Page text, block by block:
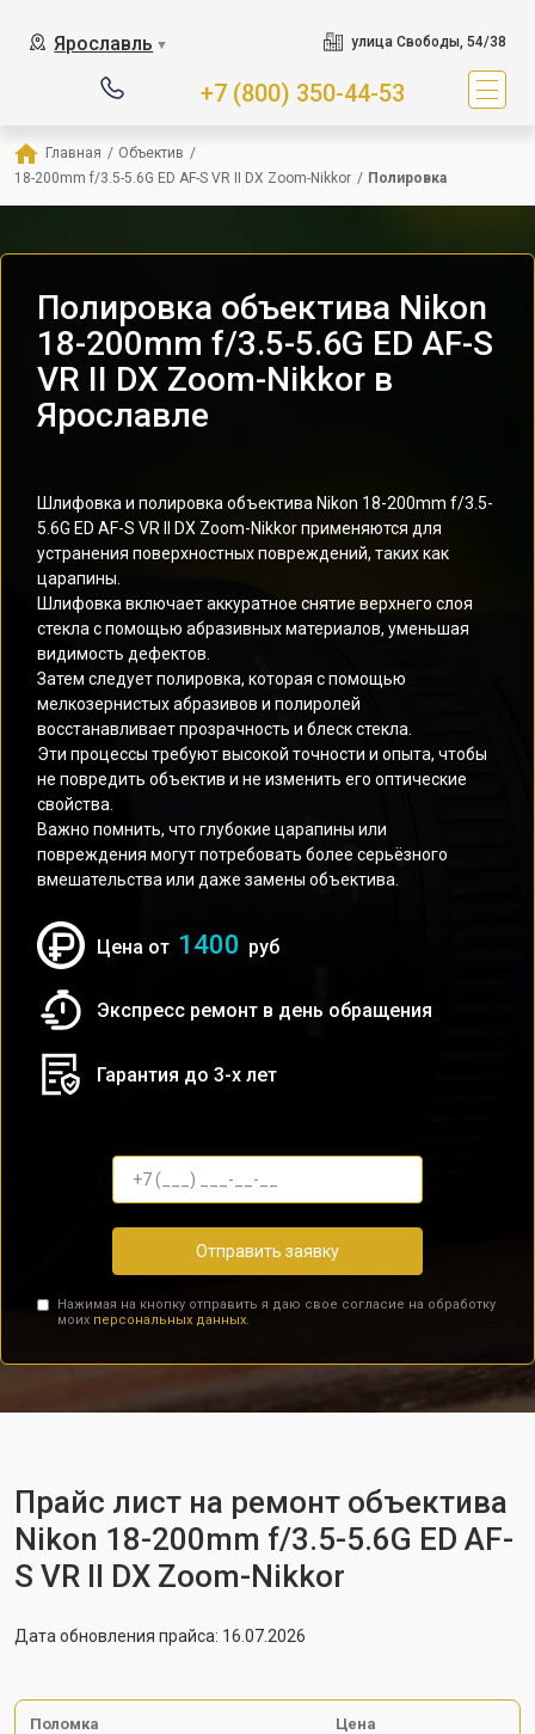
Ярославль ▼ улица Свободы, 54/38
+7 (800) 350-44-53
Главная / Объектив /
18-200mm f/3.5-5.6G ED AF-S VR II DX Zoom-Nikkor / Полировка
Полировка объектива Nikon
18-200mm f/3.5-5.6G ED AF-S
VR II DX Zoom-Nikkor в
Ярославле
Шлифовка и полировка объектива Nikon 18-200mm f/3.5-
5.6G ED AF-S VR II DX Zoom-Nikkor применяются для
устранения поверхностных повреждений, таких как
царапины.
Шлифовка включает аккуратное снятие верхнего слоя
стекла с помощью абразивных материалов, уменьшая
видимость дефектов.
Затем следует полировка, которая с помощью
мелкозернистых абразивов и полиролей
восстанавливает прозрачность и блеск стекла.
Эти процессы требуют высокой точности и опыта, чтобы
не повредить объектив и не изменить его оптические
свойства.
Важно помнить, что глубокие царапины или
повреждения могут потребовать более серьёзного
вмешательства или даже замены объектива.
Цена от 1400 руб
Экспресс ремонт в день обращения
Гарантия до 3-х лет
Отправить заявку
Нажимая на кнопку отправить я даю свое согласие на обработку
моих персональных данных.
Прайс лист на ремонт объектива
Nikon 18-200mm f/3.5-5.6G ED AF-
S VR II DX Zoom-Nikkor
Дата обновления прайса: 16.07.2026
Поломка Цена